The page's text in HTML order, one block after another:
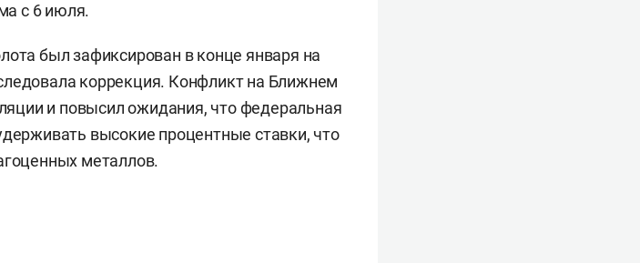
с 6 июля.
был зафиксирован в конце января на
коррекция. Конфликт на Ближнем
и повысил ожидания, что федеральная
высокие процентные ставки, что
металлов.